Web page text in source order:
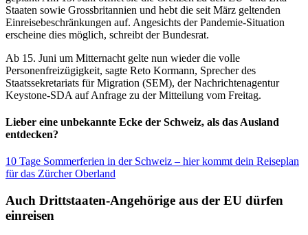
Staaten sowie Grossbritannien und hebt die seit März geltenden
Einreisebeschränkungen auf. Angesichts der Pandemie-Situation
erscheine dies möglich, schreibt der Bundesrat.
Ab 15. Juni um Mitternacht gelte nun wieder die volle
Personenfreizügigkeit, sagte Reto Kormann, Sprecher des
Staatssekretariats für Migration (SEM), der Nachrichtenagentur
Keystone-SDA auf Anfrage zu der Mitteilung vom Freitag.
Lieber eine unbekannte Ecke der Schweiz, als das Ausland
entdecken?
10 Tage Sommerferien in der Schweiz – hier kommt dein Reiseplan
für das Zürcher Oberland
Auch Drittstaaten-Angehörige aus der EU dürfen
einreisen